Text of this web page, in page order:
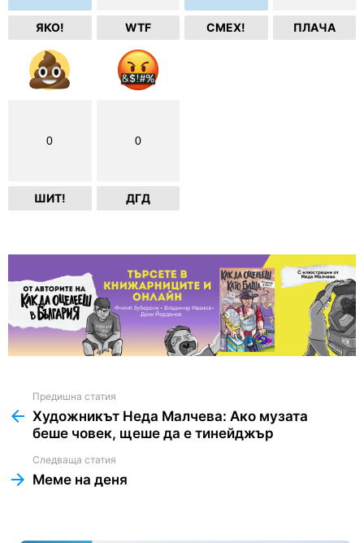
ЯКО! WTF СМЕХ! ПЛАЧА
0
ШИТ!
0
ДГД
more
Предишна статия
Художникът Неда Малчева: Ако музата
беше човек, щеше да е тинейджър
Следваща статия
Меме на деня